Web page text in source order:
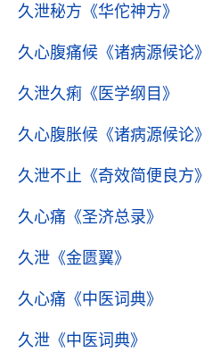
久泄秘方 《华佗神方》
久心腹痛候 《诸病源候论》
久泄久痢 《医学纲目》
久心腹胀候 《诸病源候论》
久泄不止 《奇效简便良方》
久心痛 《圣济总录》
久泄 《金匮翼》
久心痛 《中医词典》
久泄 《中医词典》